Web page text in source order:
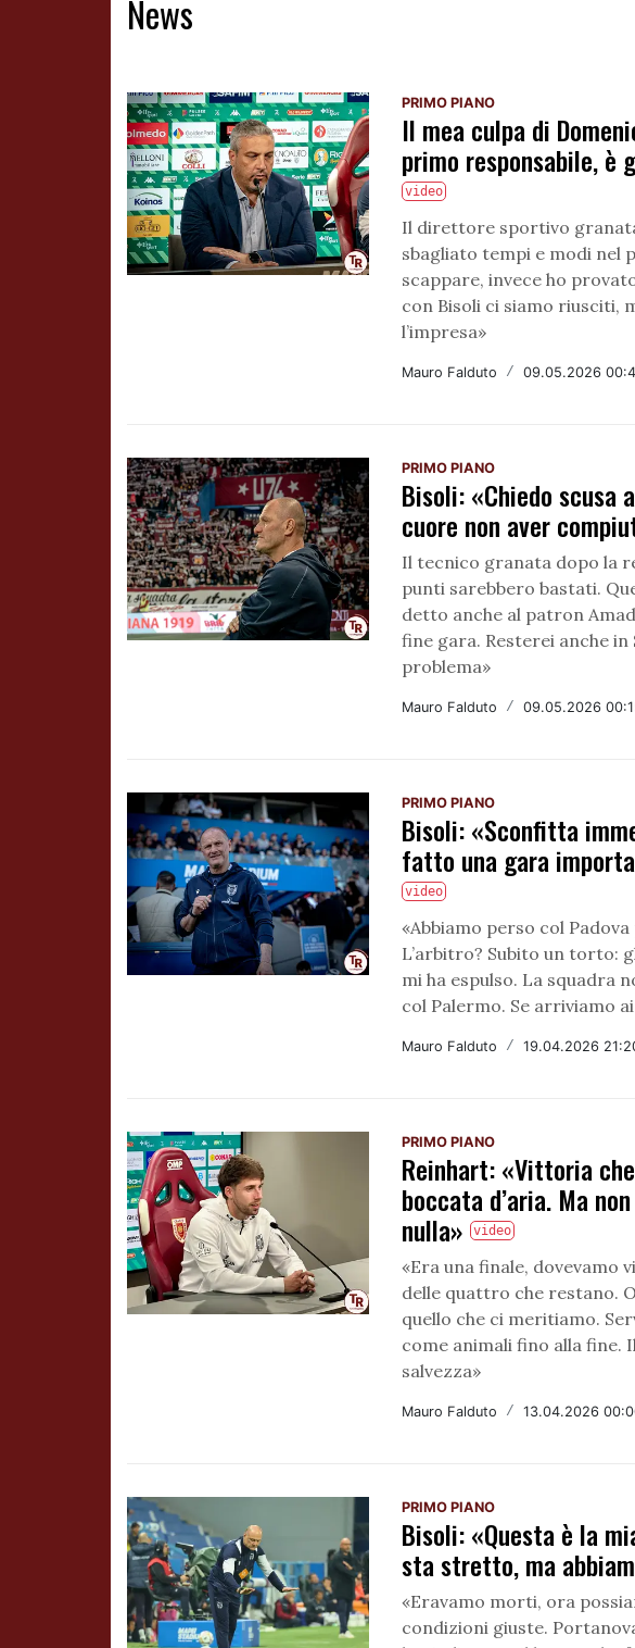
News
PRIMO PIANO
Il mea culpa di
primo responsabile,
video
Il direttore sportivo
sbagliato tempi e modi nel
scappare, invece ho
con Bisoli ci siamo riusciti,
l’impresa»
Mauro Falduto / 09.05.2026
PRIMO PIANO
Bisoli: «Chiedo
cuore non aver
Il tecnico granata dopo la
punti sarebbero bastati.
detto anche al patron
fine gara. Resterei anche in
problema»
Mauro Falduto / 09.05.2026
PRIMO PIANO
Bisoli: «Sconfitta
fatto una gara
video
«Abbiamo perso col
L’arbitro? Subito un torto:
mi ha espulso. La squadra
col Palermo. Se arriviamo
Mauro Falduto / 19.04.2026
PRIMO PIANO
Reinhart: «Vittoria
boccata d’aria. Ma
nulla» video
«Era una finale, dovevamo
delle quattro che restano.
quello che ci meritiamo.
come animali fino alla fine.
salvezza»
Mauro Falduto / 13.04.2026
PRIMO PIANO
Bisoli: «Questa è la
sta stretto, ma
«Eravamo morti, ora
condizioni giuste.